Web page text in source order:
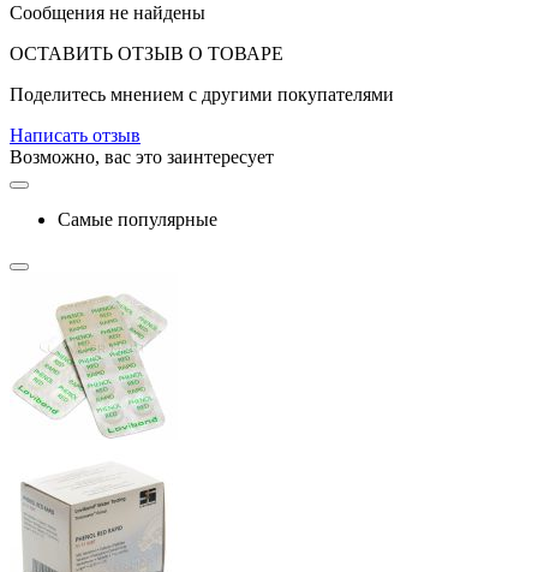
Сообщения не найдены
ОСТАВИТЬ ОТЗЫВ О ТОВАРЕ
Поделитесь мнением с другими покупателями
Написать отзыв
Возможно, вас это заинтересует
Самые популярные